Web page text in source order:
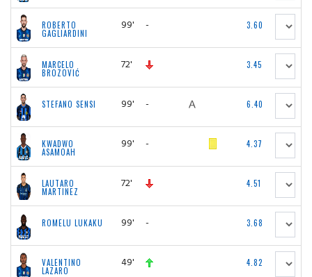
ROBERTO
GAGLIARDINI
99' - 3.60
MARCELO
BROZOVIĆ
72' 3.45
STEFANO SENSI 99' - 6.40
KWADWO
ASAMOAH
99' - 4.37
LAUTARO
MARTINEZ
72' 4.51
ROMELU LUKAKU 99' - 3.68
VALENTINO
LAZARO
49' 4.82